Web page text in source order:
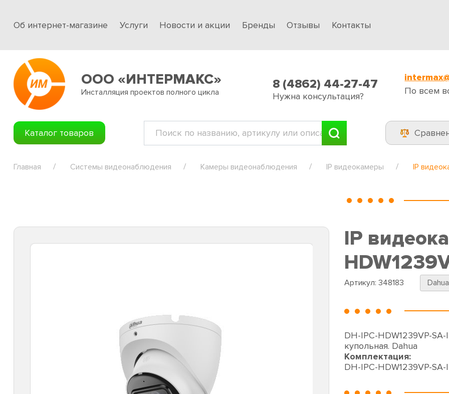
Об интернет-магазине Услуги Новости и акции Бренды Отзывы Контакты
ООО «ИНТЕРМАКС»
Инсталляция проектов полного цикла
8 (4862) 44-27-47
Нужна консультация?
По всем
Каталог товаров
Главная Системы видеонаблюдения Камеры видеонаблюдения IP видеокамеры IP
IP
Артикул: 348183 Dahua
DH-IPC-HDW1239VP-
купольная. Dahua
Комплектация:
DH-IPC-HDW1239VP-